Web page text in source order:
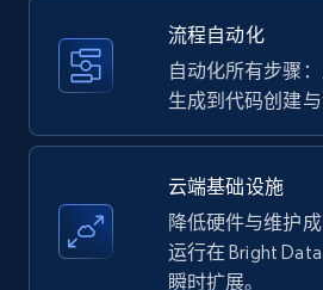
Title, Seller name, Brand,
price, Currency, Availability,
Amazon products - find
流程自动化
自动化所有步骤
生成到代码创建与
云端基础设施
降低硬件与维护
运行在 Bright
瞬时扩展。